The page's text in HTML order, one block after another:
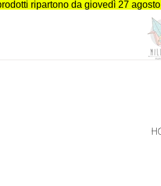
ripartono da giovedì 27